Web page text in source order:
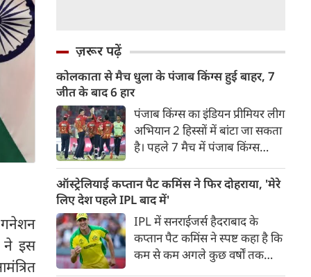
गनेशन
ने इस
ज़रूर पढ़ें
कोलकाता से मैच धुला के पंजाब किंग्स हुई बाहर, 7
जीत के बाद 6 हार
पंजाब किंग्स का इंडियन प्रीमियर लीग
अभियान 2 हिस्सों में बांटा जा सकता
है। पहले 7 मैच में पंजाब किंग्स
उसे हार का सामना करना पड़ा इसके
बाद अंतिम मैच वह जरूर जीती
लेकिन तब तक उसकी किस्मत
लखनऊ के हाथ लिखी गई थी।
ऑस्ट्रेलियाई कप्तान पैट कमिंस ने फिर दोहराया, 'मेरे
लिए देश पहले IPL बाद में'
IPL में सनराईजर्स हैदराबाद के
कप्तान पैट कमिंस ने स्पष्ट कहा है कि
कम से कम अगले कुछ वर्षों तक